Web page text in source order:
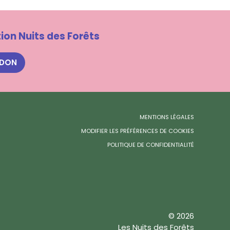
Nuits des Forêts
MENTIONS LÉGALES
MODIFIER LES PRÉFÉRENCES DE COOKIES
POLITIQUE DE CONFIDENTIALITÉ
© 2026
Les Nuits des Forêts